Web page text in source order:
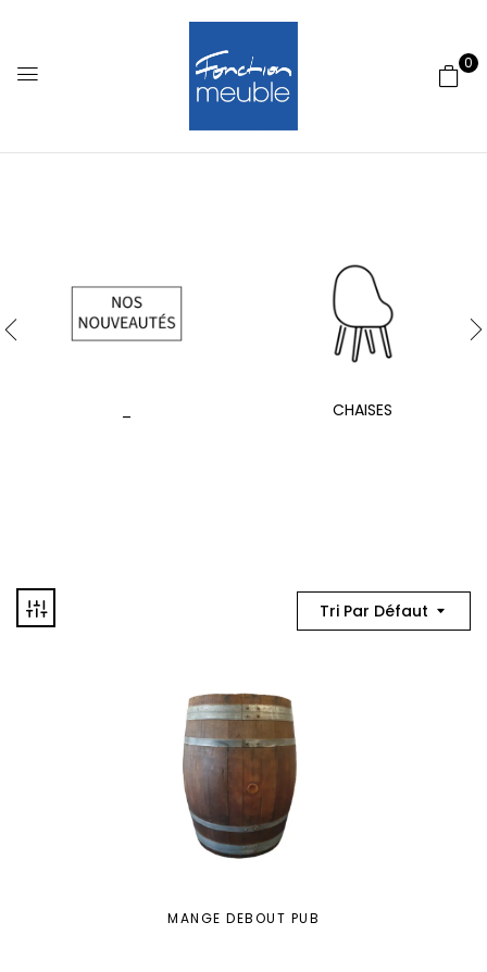
0
CHAISES
Tri Par Défaut
MANGE DEBOUT PUB